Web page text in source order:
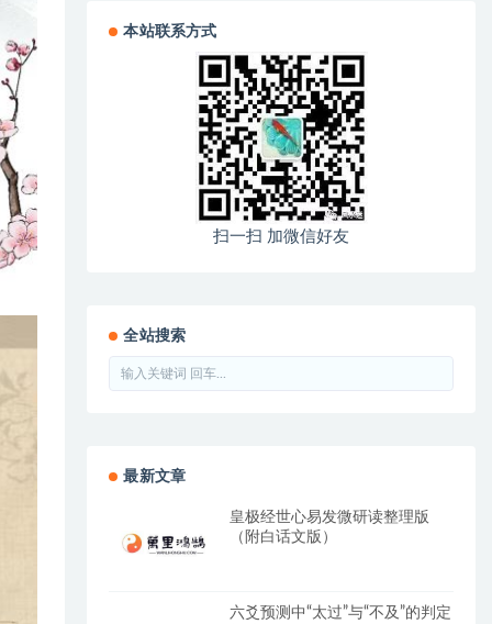
本站联系方式
扫一扫 加微信好友
全站搜索
最新文章
皇极经世心易发微研读整理版
（附白话文版）
六爻预测中“太过”与“不及”的判定